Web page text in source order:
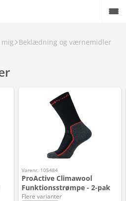
Beklædning og værnemidler
Varenr. 105484
ProActive Climawool
Funktionsstrømpe - 2-pak
Flere varianter